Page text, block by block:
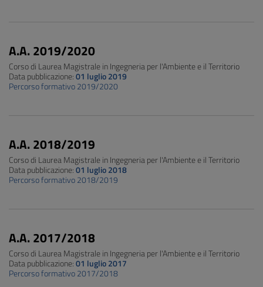
A.A. 2019/2020
Corso di Laurea Magistrale in Ingegneria per l'Ambiente e il Territorio
Data pubblicazione:01 luglio 2019
Percorso formativo 2019/2020
A.A. 2018/2019
Corso di Laurea Magistrale in Ingegneria per l'Ambiente e il Territorio
Data pubblicazione:01 luglio 2018
Percorso formativo 2018/2019
A.A. 2017/2018
Corso di Laurea Magistrale in Ingegneria per l'Ambiente e il Territorio
Data pubblicazione:01 luglio 2017
Percorso formativo 2017/2018